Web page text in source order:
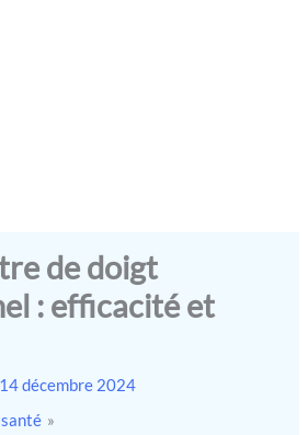
de doigt
: efficacité et
14 décembre 2024